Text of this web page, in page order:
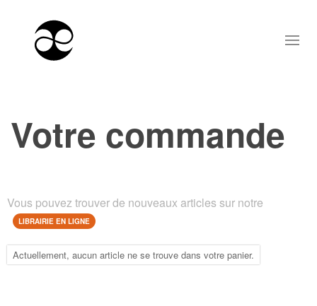
Votre commande
Vous pouvez trouver de nouveaux articles sur notre
LIBRAIRIE EN LIGNE
Actuellement, aucun article ne se trouve dans votre panier.